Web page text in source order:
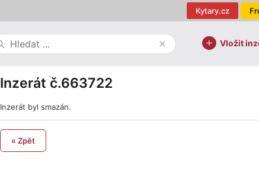
Kytary.cz
Vložit
Inzerát č.663722
Inzerát byl smazán.
« Zpět